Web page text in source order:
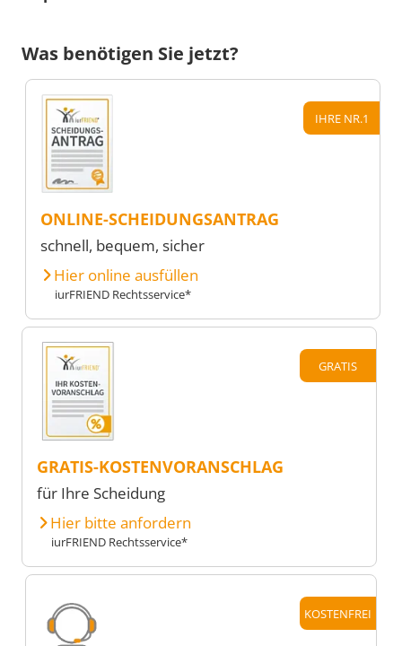
Was benötigen Sie jetzt?
IHRE NR.1
ONLINE-SCHEIDUNGSANTRAG
schnell, bequem, sicher
Hier online ausfüllen
iurFRIEND Rechtsservice*
GRATIS
GRATIS-KOSTENVORANSCHLAG
für Ihre Scheidung
Hier bitte anfordern
iurFRIEND Rechtsservice*
KOSTENFREI